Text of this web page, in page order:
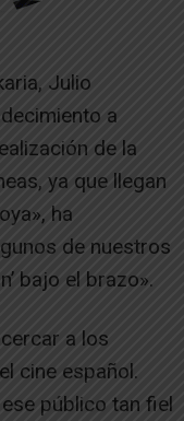
Julio
a
de la
ya que llegan
ha
de nuestros
bajo el brazo».
a los
cine español.
público tan fiel